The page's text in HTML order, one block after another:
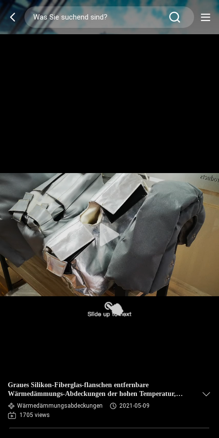
Graues Silikon-Fiberglas-flanschen entfernbare
Wärmedämmungs-Abdeckungen der hohen Temperatur,
thermische Abdeckungen
Wärmedämmungsabdeckungen
2021-05-09
1705 views